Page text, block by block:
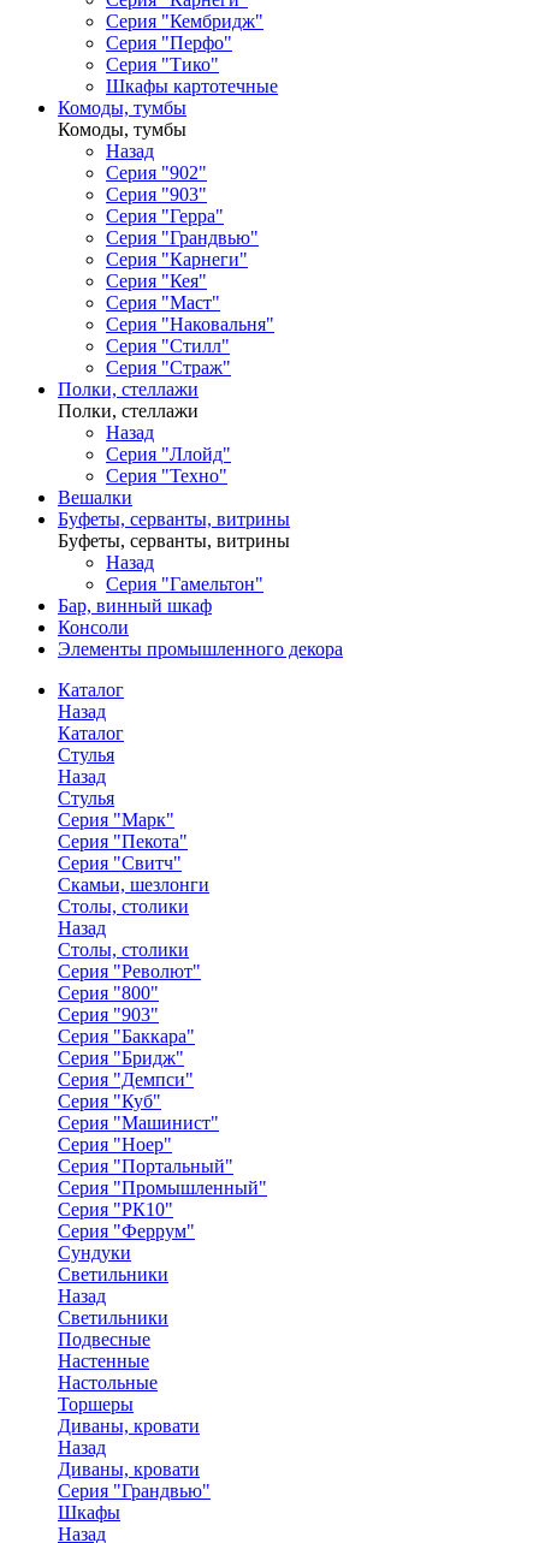
Серия "Кембридж"
Серия "Перфо"
Серия "Тико"
Шкафы картотечные
Комоды, тумбы
Комоды, тумбы
Назад
Серия "902"
Серия "903"
Серия "Герра"
Серия "Грандвью"
Серия "Карнеги"
Серия "Кея"
Серия "Маст"
Серия "Наковальня"
Серия "Стилл"
Серия "Страж"
Полки, стеллажи
Полки, стеллажи
Назад
Серия "Ллойд"
Серия "Техно"
Вешалки
Буфеты, серванты, витрины
Буфеты, серванты, витрины
Назад
Серия "Гамельтон"
Бар, винный шкаф
Консоли
Элементы промышленного декора
Каталог
Назад
Каталог
Стулья
Назад
Стулья
Серия "Марк"
Серия "Пекота"
Серия "Свитч"
Скамьи, шезлонги
Столы, столики
Назад
Столы, столики
Серия "Револют"
Серия "800"
Серия "903"
Серия "Баккара"
Серия "Бридж"
Серия "Демпси"
Серия "Куб"
Серия "Машинист"
Серия "Ноер"
Серия "Портальный"
Серия "Промышленный"
Серия "РК10"
Серия "Феррум"
Сундуки
Светильники
Назад
Светильники
Подвесные
Настенные
Настольные
Торшеры
Диваны, кровати
Назад
Диваны, кровати
Серия "Грандвью"
Шкафы
Назад